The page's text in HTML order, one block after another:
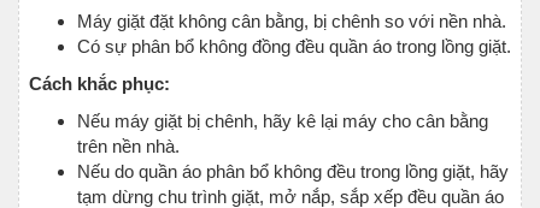
Máy giặt đặt không cân bằng, bị chênh so với nền nhà.
Có sự phân bổ không đồng đều quần áo trong lồng giặt.
Cách khắc phục:
Nếu máy giặt bị chênh, hãy kê lại máy cho cân bằng
trên nền nhà.
Nếu do quần áo phân bổ không đều trong lồng giặt, hãy
tạm dừng chu trình giặt, mở nắp, sắp xếp đều quần áo